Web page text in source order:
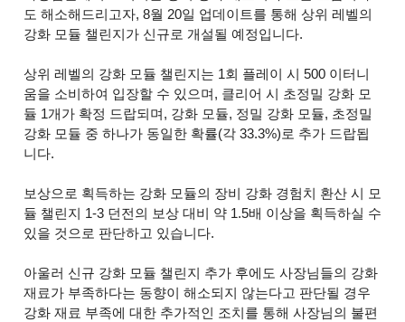
도 해소해드리고자, 8월 20일 업데이트를 통해 상위 레벨의
강화 모듈 챌린지가 신규로 개설될 예정입니다.
상위 레벨의 강화 모듈 챌린지는 1회 플레이 시 500 이터니
움을 소비하여 입장할 수 있으며, 클리어 시 초정밀 강화 모
듈 1개가 확정 드랍되며, 강화 모듈, 정밀 강화 모듈, 초정밀
강화 모듈 중 하나가 동일한 확률(각 33.3%)로 추가 드랍됩
니다.
보상으로 획득하는 강화 모듈의 장비 강화 경험치 환산 시 모
듈 챌린지 1-3 던전의 보상 대비 약 1.5배 이상을 획득하실 수
있을 것으로 판단하고 있습니다.
아울러 신규 강화 모듈 챌린지 추가 후에도 사장님들의 강화
재료가 부족하다는 동향이 해소되지 않는다고 판단될 경우
강화 재료 부족에 대한 추가적인 조치를 통해 사장님의 불편